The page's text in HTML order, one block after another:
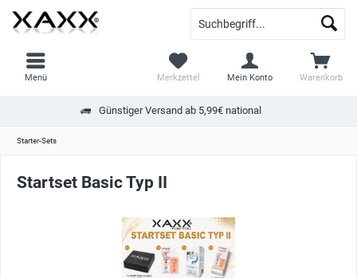
Günstiger Versand ab 5,99€ national
Warenkorb
Merkzettel Mein Konto
Menü
Starter-Sets
Startset Basic Typ II